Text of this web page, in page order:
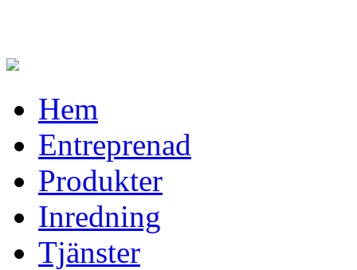
Hem
Entreprenad
Produkter
Inredning
Tjänster